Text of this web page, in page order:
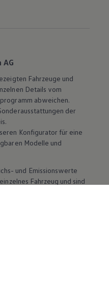
Fahrzeuge und
Details vom
abweichen.
der
Konfigurator für eine
Modelle und
und Emissionswerte
Fahrzeug und sind